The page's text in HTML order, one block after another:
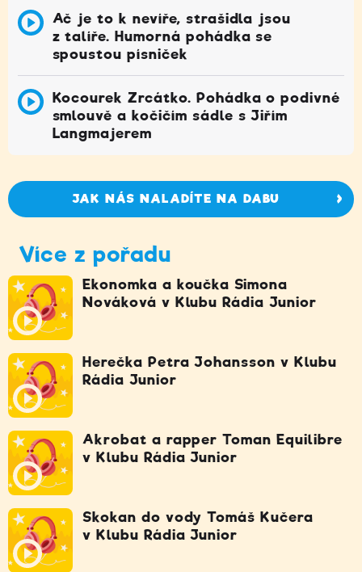
Ač je to k nevíře, strašidla jsou
z talíře. Humorná pohádka se
spoustou písniček
Kocourek Zrcátko. Pohádka o podivné
smlouvě a kočičím sádle s Jiřím
Langmajerem
JAK NÁS NALADÍTE NA DABU
Více z pořadu
Ekonomka a koučka Simona
Nováková v Klubu Rádia Junior
Herečka Petra Johansson v Klubu
Rádia Junior
Akrobat a rapper Toman Equilibre
v Klubu Rádia Junior
Skokan do vody Tomáš Kučera
v Klubu Rádia Junior